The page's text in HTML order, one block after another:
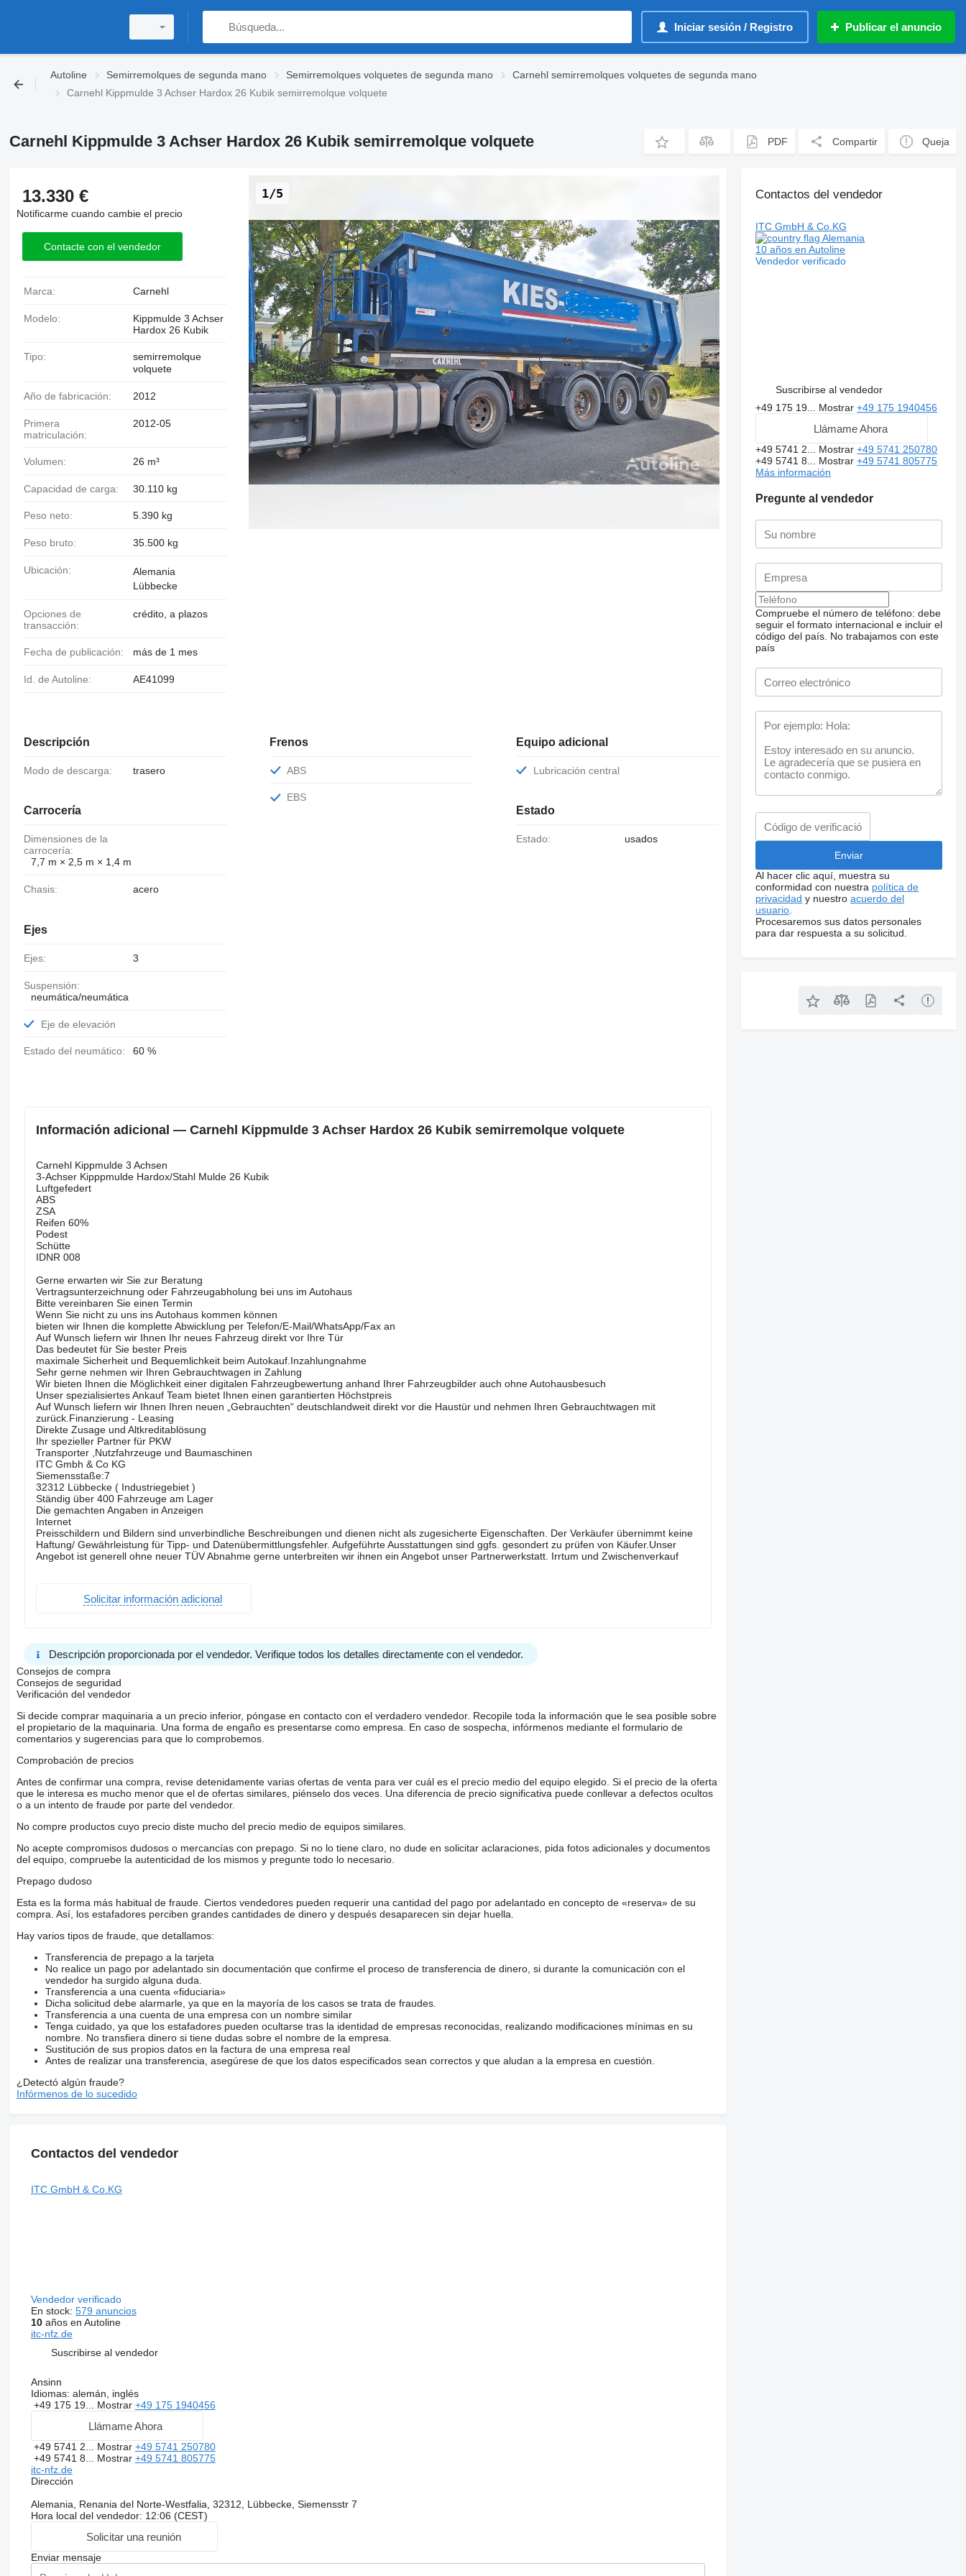
Iniciar sesión / Registro Publicar el anuncio
Autoline Semirremolques de segunda mano Semirremolques volquetes de segunda mano
Carnehl semirremolques volquetes de segunda mano
Carnehl Kippmulde 3 Achser Hardox 26 Kubik semirremolque volquete
Carnehl Kippmulde 3 Achser Hardox 26 Kubik semirremolque volquete PDF Compartir Queja
adicionales
1/5
13.330 €
Notificarme cuando cambie el precio
Contacte con el vendedor
Marca: Carnehl
Modelo:
Kippmulde 3 Achser
Hardox 26 Kubik
Tipo:
semirremolque
volquete
Año de fabricación: 2012
Primera
matriculación:
2012-05
Volumen: 26 m³
Capacidad de carga: 30.110 kg
Peso neto: 5.390 kg
Peso bruto: 35.500 kg
Ubicación:
Alemania
Lübbecke
Opciones de
transacción:
crédito, a plazos
Fecha de publicación: más de 1 mes
Id. de Autoline: AE41099
Descripción
Modo de descarga: trasero
Carrocería
Dimensiones de la
carrocería:
7,7 m × 2,5 m × 1,4 m
Chasis: acero
Ejes
Ejes: 3
Suspensión:
neumática/neumática
Eje de elevación
Estado del neumático: 60 %
Frenos
ABS
EBS
Equipo adicional
Lubricación central
Estado
Estado: usados
Información adicional — Carnehl Kippmulde 3 Achser Hardox 26 Kubik semirremolque volquete
Carnehl Kippmulde 3 Achsen
3-Achser Kipppmulde Hardox/Stahl Mulde 26 Kubik
Luftgefedert
ABS
ZSA
Reifen 60%
Podest
Schütte
IDNR 008
Gerne erwarten wir Sie zur Beratung
Vertragsunterzeichnung oder Fahrzeugabholung bei uns im Autohaus
Bitte vereinbaren Sie einen Termin
Wenn Sie nicht zu uns ins Autohaus kommen können
bieten wir Ihnen die komplette Abwicklung per Telefon/E-Mail/WhatsApp/Fax an
Auf Wunsch liefern wir Ihnen Ihr neues Fahrzeug direkt vor Ihre Tür
Das bedeutet für Sie bester Preis
maximale Sicherheit und Bequemlichkeit beim Autokauf.Inzahlungnahme
Sehr gerne nehmen wir Ihren Gebrauchtwagen in Zahlung
Wir bieten Ihnen die Möglichkeit einer digitalen Fahrzeugbewertung anhand Ihrer Fahrzeugbilder auch ohne Autohausbesuch
Unser spezialisiertes Ankauf Team bietet Ihnen einen garantierten Höchstpreis
Auf Wunsch liefern wir Ihnen Ihren neuen „Gebrauchten“ deutschlandweit direkt vor die Haustür und nehmen Ihren Gebrauchtwagen mit
zurück.Finanzierung - Leasing
Direkte Zusage und Altkreditablösung
Ihr spezieller Partner für PKW
Transporter ,Nutzfahrzeuge und Baumaschinen
ITC Gmbh & Co KG
Siemensstaße:7
32312 Lübbecke ( Industriegebiet )
Ständig über 400 Fahrzeuge am Lager
Die gemachten Angaben in Anzeigen
Internet
Preisschildern und Bildern sind unverbindliche Beschreibungen und dienen nicht als zugesicherte Eigenschaften. Der Verkäufer übernimmt keine
Haftung/ Gewährleistung für Tipp- und Datenübermittlungsfehler. Aufgeführte Ausstattungen sind ggfs. gesondert zu prüfen von Käufer.Unser
Angebot ist generell ohne neuer TÜV Abnahme gerne unterbreiten wir ihnen ein Angebot unser Partnerwerkstatt. Irrtum und Zwischenverkauf
Solicitar información adicional
Descripción proporcionada por el vendedor. Verifique todos los detalles directamente con el vendedor.
Consejos de compra
Consejos de seguridad
Verificación del vendedor
Si decide comprar maquinaria a un precio inferior, póngase en contacto con el verdadero vendedor. Recopile toda la información que le sea posible sobre
el propietario de la maquinaria. Una forma de engaño es presentarse como empresa. En caso de sospecha, infórmenos mediante el formulario de
comentarios y sugerencias para que lo comprobemos.
Comprobación de precios
Antes de confirmar una compra, revise detenidamente varias ofertas de venta para ver cuál es el precio medio del equipo elegido. Si el precio de la oferta
que le interesa es mucho menor que el de ofertas similares, piénselo dos veces. Una diferencia de precio significativa puede conllevar a defectos ocultos
o a un intento de fraude por parte del vendedor.
No compre productos cuyo precio diste mucho del precio medio de equipos similares.
No acepte compromisos dudosos o mercancías con prepago. Si no lo tiene claro, no dude en solicitar aclaraciones, pida fotos adicionales y documentos
del equipo, compruebe la autenticidad de los mismos y pregunte todo lo necesario.
Prepago dudoso
Esta es la forma más habitual de fraude. Ciertos vendedores pueden requerir una cantidad del pago por adelantado en concepto de «reserva» de su
compra. Así, los estafadores perciben grandes cantidades de dinero y después desaparecen sin dejar huella.
Hay varios tipos de fraude, que detallamos:
Transferencia de prepago a la tarjeta
No realice un pago por adelantado sin documentación que confirme el proceso de transferencia de dinero, si durante la comunicación con el
vendedor ha surgido alguna duda.
Transferencia a una cuenta «fiduciaria»
Dicha solicitud debe alarmarle, ya que en la mayoría de los casos se trata de fraudes.
Transferencia a una cuenta de una empresa con un nombre similar
Tenga cuidado, ya que los estafadores pueden ocultarse tras la identidad de empresas reconocidas, realizando modificaciones mínimas en su
nombre. No transfiera dinero si tiene dudas sobre el nombre de la empresa.
Sustitución de sus propios datos en la factura de una empresa real
Antes de realizar una transferencia, asegúrese de que los datos especificados sean correctos y que aludan a la empresa en cuestión.
¿Detectó algún fraude?
Infórmenos de lo sucedido
Contactos del vendedor
ITC GmbH & Co.KG
Vendedor verificado
En stock: 579 anuncios
10años en Autoline
itc-nfz.de
Suscribirse al vendedor
Ansinn
Idiomas: alemán, inglés
+49 175 19... Mostrar +49 175 1940456
Llámame Ahora
+49 5741 2... Mostrar +49 5741 250780
+49 5741 8... Mostrar +49 5741 805775
itc-nfz.de
Dirección
Alemania, Renania del Norte-Westfalia, 32312, Lübbecke, Siemensstr 7
Hora local del vendedor: 12:06 (CEST)
Solicitar una reunión
Enviar mensaje
Contactos del vendedor
ITC GmbH & Co.KG
Alemania
10 años en Autoline
Vendedor verificado
Suscribirse al vendedor
+49 175 19... Mostrar+49 175 1940456
Llámame Ahora
+49 5741 2... Mostrar+49 5741 250780
+49 5741 8... Mostrar+49 5741 805775
Más información
Pregunte al vendedor
Compruebe el número de teléfono: debe
seguir el formato internacional e incluir el
código del país. No trabajamos con este
país
Al hacer clic aquí, muestra su
conformidad con nuestra política de
privacidad y nuestroacuerdo del
usuario
Procesaremos sus datos personales
para dar respuesta a su solicitud.